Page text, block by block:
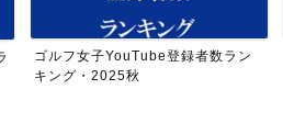
【限定発売中】2020年度JLPGAツ
アー4勝の今話題の...